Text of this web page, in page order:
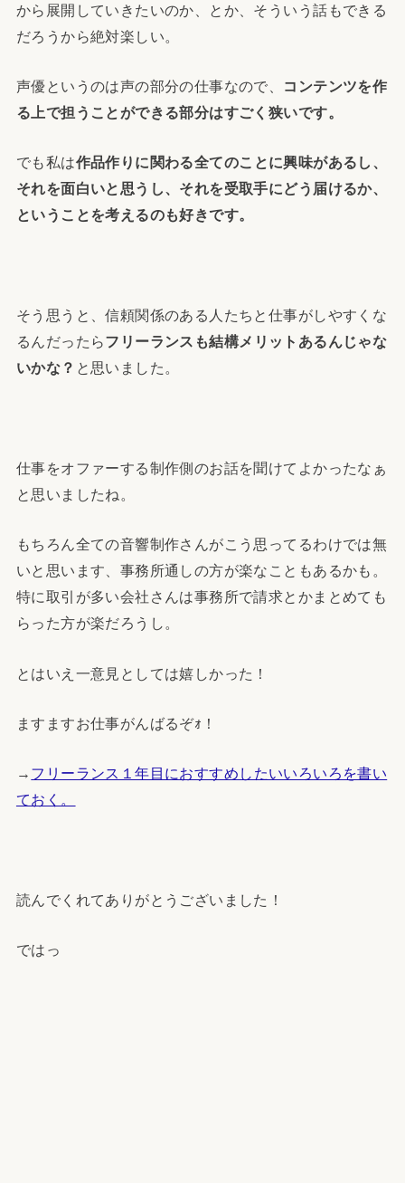
から展開していきたいのか、とか、そういう話もできる
だろうから絶対楽しい。
声優というのは声の部分の仕事なので、 コンテンツを作
る上で担うことができる部分はすごく狭いです。
でも私は作品作りに関わる全てのことに興味があるし、
それを面白いと思うし、それを受取手にどう届けるか、
ということを考えるのも好きです。
そう思うと、信頼関係のある人たちと仕事がしやすくな
るんだったらフリーランスも結構メリットあるんじゃな
いかな？ と思いました。
仕事をオファーする制作側のお話を聞けてよかったなぁ
と思いましたね。
もちろん全ての音響制作さんがこう思ってるわけでは無
いと思います、事務所通しの方が楽なこともあるかも。
特に取引が多い会社さんは事務所で請求とかまとめても
らった方が楽だろうし。
とはいえ一意見としては嬉しかった！
ますますお仕事がんばるぞｫ！
→ フリーランス１年目におすすめしたいいろいろを書い
ておく。
読んでくれてありがとうございました！
ではっ